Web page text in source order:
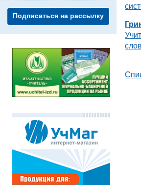
Подписаться на рассылку